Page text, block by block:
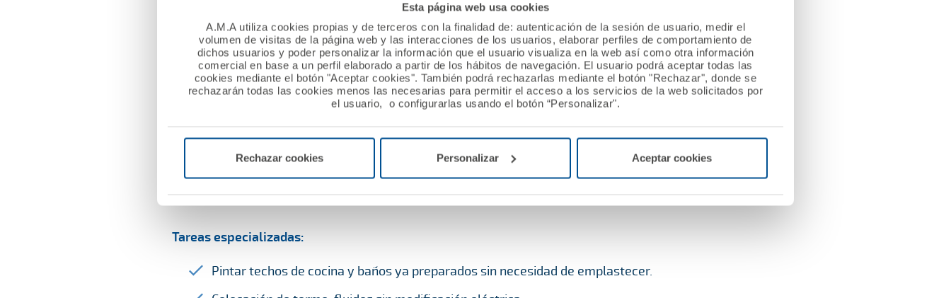
Esta página web usa cookies
A.M.A utiliza cookies propias y de terceros con la finalidad de: autenticación de la sesión de usuario, medir el
volumen de visitas de la página web y las interacciones de los usuarios, elaborar perfiles de comportamiento de
dichos usuarios y poder personalizar la información que el usuario visualiza en la web así como otra información
comercial en base a un perfil elaborado a partir de los hábitos de navegación. El usuario podrá aceptar todas las
cookies mediante el botón "Aceptar cookies". También podrá rechazarlas mediante el botón "Rechazar", donde se
rechazarán todas las cookies menos las necesarias para permitir el acceso a los servicios de la web solicitados por
el usuario, o configurarlas usando el botón “Personalizar".
Rechazar cookies Personalizar Aceptar cookies
Arreglo de ventanas (manillas, bisagras, sellado y lijado por rozamiento). Excepto ventanas Velux u
oscilo batientes.
Arreglo de puertas (bisagras, carriles en puertas correderas y lijado por rozamiento). Excepto
puertas blindadas o puertas eléctricas.
Tapado de pequeños agujeros en pared no alicatada.
Colocación de protección de esquinas de pared.
Tareas especializadas:
Pintar techos de cocina y baños ya preparados sin necesidad de emplastecer.